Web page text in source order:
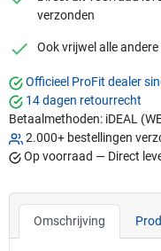
verzonden
checkmark
Ook vrijwel alle
Officieel ProFit dealer
14 dagen retourrecht
Betaalmethoden: iDEAL
2.000+ bestellingen
Op voorraad — Direct
Omschrijving